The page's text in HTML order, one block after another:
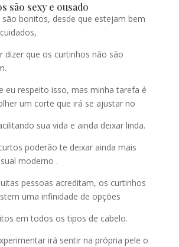
são sexy e ousado
são bonitos, desde que estejam bem
dizer que os curtinhos não são
eu respeito isso, mas minha tarefa é
um corte que irá se ajustar no
sua vida e ainda deixar linda.
poderão te deixar ainda mais
moderno .
pessoas acreditam, os curtinhos
uma infinidade de opções
em todos os tipos de cabelo.
irá sentir na própria pele o